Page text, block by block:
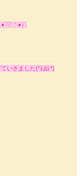
｀●）
いきました(*≧д≦*)